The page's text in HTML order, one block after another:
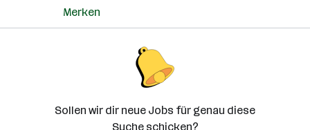
Merken
Sollen wir dir neue Jobs für genau diese
Suche schicken?